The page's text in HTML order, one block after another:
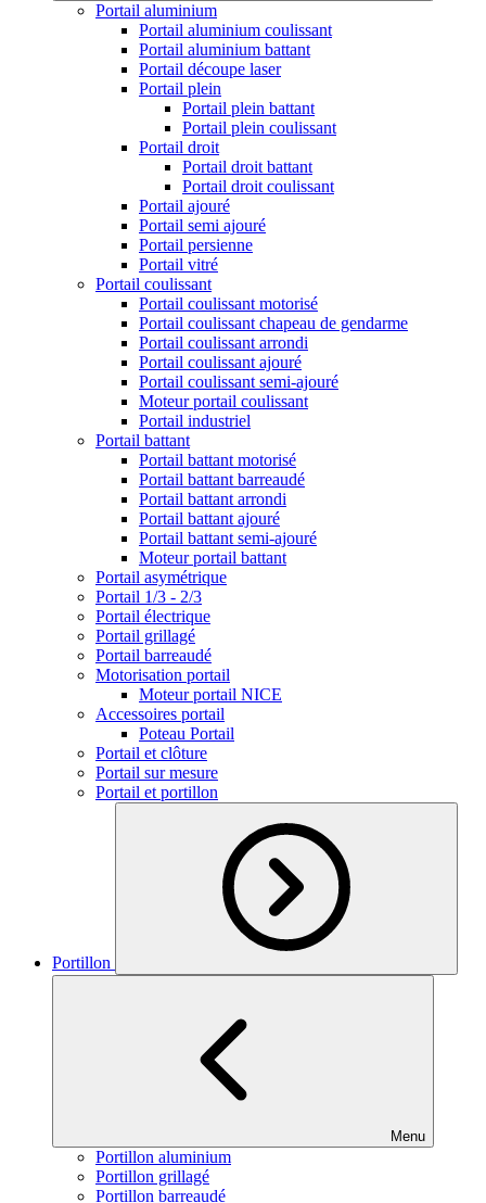
Portail aluminium
Portail aluminium coulissant
Portail aluminium battant
Portail découpe laser
Portail plein
Portail plein battant
Portail plein coulissant
Portail droit
Portail droit battant
Portail droit coulissant
Portail ajouré
Portail semi ajouré
Portail persienne
Portail vitré
Portail coulissant
Portail coulissant motorisé
Portail coulissant chapeau de gendarme
Portail coulissant arrondi
Portail coulissant ajouré
Portail coulissant semi-ajouré
Moteur portail coulissant
Portail industriel
Portail battant
Portail battant motorisé
Portail battant barreaudé
Portail battant arrondi
Portail battant ajouré
Portail battant semi-ajouré
Moteur portail battant
Portail asymétrique
Portail 1/3 - 2/3
Portail électrique
Portail grillagé
Portail barreaudé
Motorisation portail
Moteur portail NICE
Accessoires portail
Poteau Portail
Portail et clôture
Portail sur mesure
Portail et portillon
Portillon
Menu
Portillon aluminium
Portillon grillagé
Portillon barreaudé